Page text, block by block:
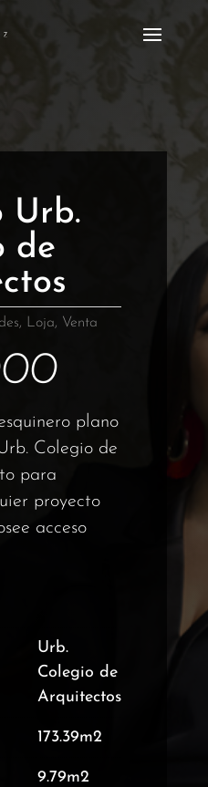
Urb.
de
, Loja, Venta
plano
Colegio de
para
proyecto
acceso
Urb.
Colegio de
Arquitectos
173.39m2
9.79m2